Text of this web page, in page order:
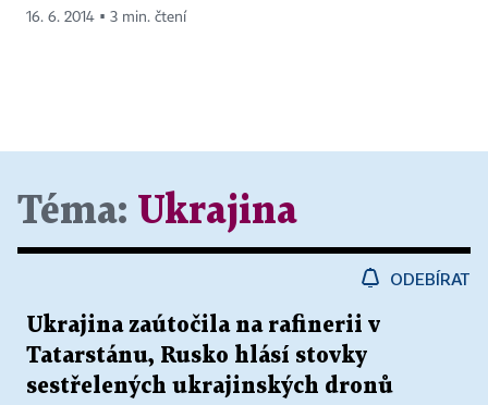
16. 6. 2014 ▪ 3 min. čtení
Téma: Ukrajina
ODEBÍRAT
Ukrajina zaútočila na rafinerii v
Tatarstánu, Rusko hlásí stovky
sestřelených ukrajinských dronů